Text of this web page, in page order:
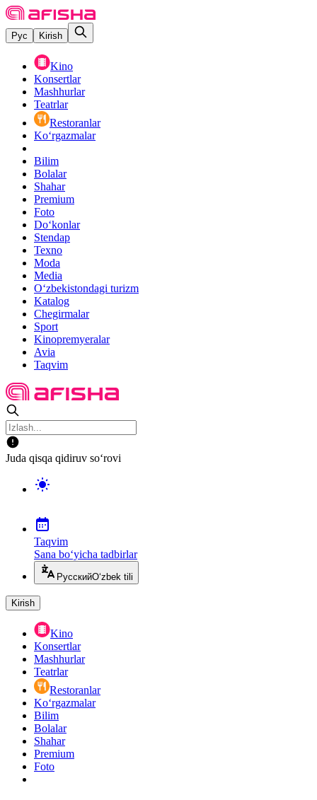
Рус Kirish
Kino
Konsertlar
Mashhurlar
Teatrlar
Restoranlar
Ko‘rgazmalar
Bilim
Bolalar
Shahar
Premium
Foto
Do‘konlar
Stendap
Texno
Moda
Media
O‘zbekistondagi turizm
Katalog
Chegirmalar
Sport
Kinopremyeralar
Avia
Taqvim
Juda qisqa qidiruv so‘rovi
Taqvim
Sana bo‘yicha tadbirlar
РусскийO‘zbek tili
Kirish
Kino
Konsertlar
Mashhurlar
Teatrlar
Restoranlar
Ko‘rgazmalar
Bilim
Bolalar
Shahar
Premium
Foto